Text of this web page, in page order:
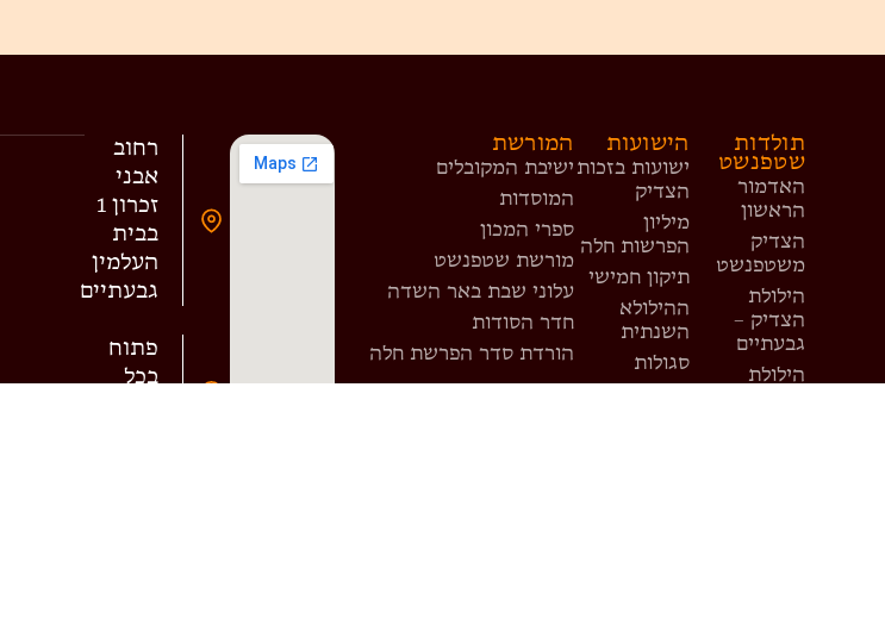
תולדות
שטפנשט
האדמור
הראשון
הצדיק
משטפנשט
הילולת
הצדיק –
גבעתיים
הילולת
הישועות
ישועות בזכות
הצדיק
מיליון
הפרשות חלה
תיקון חמישי
ההילולא
השנתית
סגולות
המורשת
ישיבת המקובלים
המוסדות
ספרי המכון
מורשת שטפנשט
עלוני שבת באר השדה
חדר הסודות
הורדת סדר הפרשת חלה
רחוב
אבני
זכרון 1
בבית
העלמין
גבעתיים
פתוח
בכל